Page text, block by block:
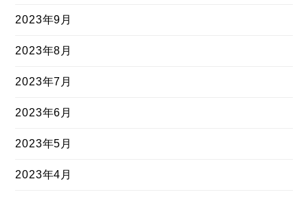
2023年9月
2023年8月
2023年7月
2023年6月
2023年5月
2023年4月